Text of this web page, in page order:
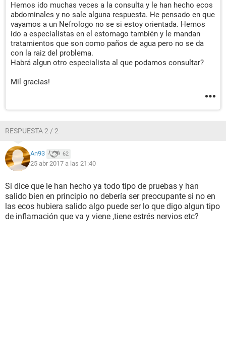
Hemos ido muchas veces a la consulta y le han hecho ecos
abdominales y no sale alguna respuesta. He pensado en que
vayamos a un Nefrologo no se si estoy orientada. Hemos
ido a especialistas en el estomago también y le mandan
tratamientos que son como paños de agua pero no se da
con la raiz del problema.
Habrá algun otro especialista al que podamos consultar?
Mil gracias!
RESPUESTA 2 / 2
An93 62
25 abr 2017 a las 21:40
Si dice que le han hecho ya todo tipo de pruebas y han
salido bien en principio no debería ser preocupante si no en
las ecos hubiera salido algo puede ser lo que digo algun tipo
de inflamación que va y viene ,tiene estrés nervios etc?